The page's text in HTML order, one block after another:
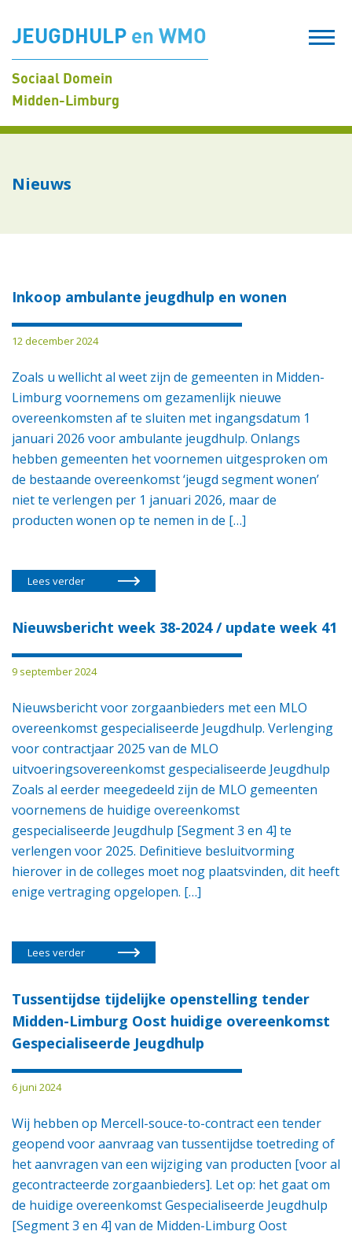
JEUGDHULP en WMO
Sociaal Domein
Midden-Limburg
Nieuws
Inkoop ambulante jeugdhulp en wonen
12 december 2024
Zoals u wellicht al weet zijn de gemeenten in Midden-
Limburg voornemens om gezamenlijk nieuwe
overeenkomsten af te sluiten met ingangsdatum 1
januari 2026 voor ambulante jeugdhulp. Onlangs
hebben gemeenten het voornemen uitgesproken om
de bestaande overeenkomst ‘jeugd segment wonen’
niet te verlengen per 1 januari 2026, maar de
producten wonen op te nemen in de […]
Lees verder
Nieuwsbericht week 38-2024 / update week 41
9 september 2024
Nieuwsbericht voor zorgaanbieders met een MLO
overeenkomst gespecialiseerde Jeugdhulp. Verlenging
voor contractjaar 2025 van de MLO
uitvoeringsovereenkomst gespecialiseerde Jeugdhulp
Zoals al eerder meegedeeld zijn de MLO gemeenten
voornemens de huidige overeenkomst
gespecialiseerde Jeugdhulp [Segment 3 en 4] te
verlengen voor 2025. Definitieve besluitvorming
hierover in de colleges moet nog plaatsvinden, dit heeft
enige vertraging opgelopen. […]
Lees verder
Tussentijdse tijdelijke openstelling tender
Midden-Limburg Oost huidige overeenkomst
Gespecialiseerde Jeugdhulp
6 juni 2024
Wij hebben op Mercell-souce-to-contract een tender
geopend voor aanvraag van tussentijdse toetreding of
het aanvragen van een wijziging van producten [voor al
gecontracteerde zorgaanbieders]. Let op: het gaat om
de huidige overeenkomst Gespecialiseerde Jeugdhulp
[Segment 3 en 4] van de Midden-Limburg Oost